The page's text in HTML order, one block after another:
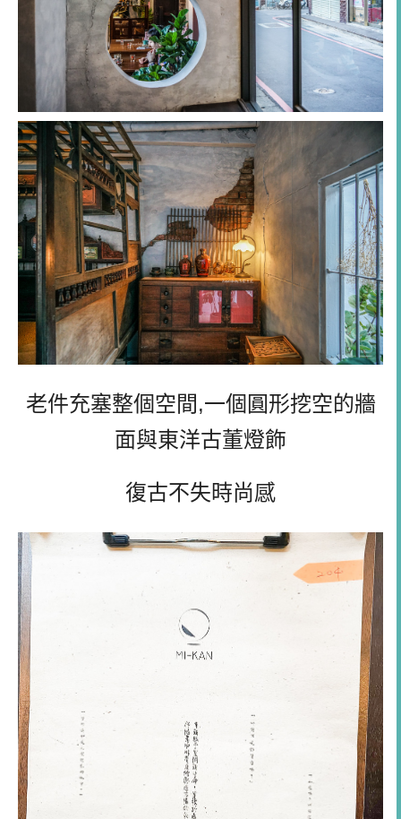
老件充塞整個空間,一個圓形挖空的牆
面與東洋古董燈飾
復古不失時尚感